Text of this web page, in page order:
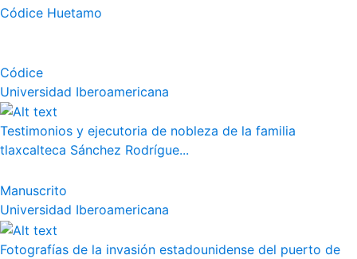
Códice Huetamo
Códice
Universidad Iberoamericana
Testimonios y ejecutoria de nobleza de la familia
tlaxcalteca Sánchez Rodrígue...
Manuscrito
Universidad Iberoamericana
Fotografías de la invasión estadounidense del puerto de